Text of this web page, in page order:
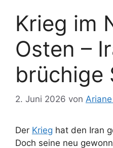
Krieg im
Osten –
brüchige
2. Juni 2026 von
Der Krieg hat den Iran
Doch seine neu